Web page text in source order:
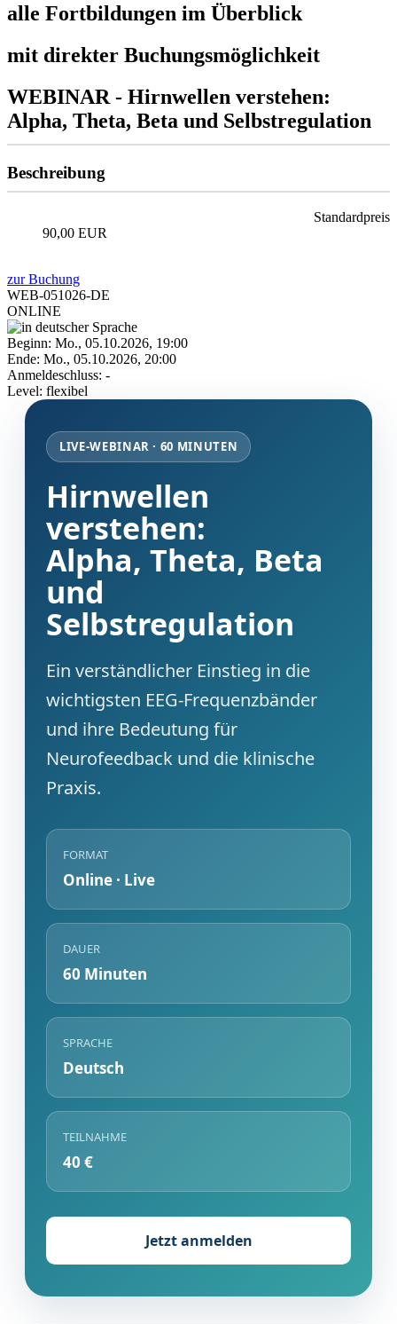
alle Fortbildungen im Überblick
mit direkter Buchungsmöglichkeit
WEBINAR - Hirnwellen verstehen:
Alpha, Theta, Beta und Selbstregulation
Beschreibung
Standardpreis
90,00 EUR
zur Buchung
WEB-051026-DE
ONLINE
Beginn: Mo., 05.10.2026, 19:00
Ende: Mo., 05.10.2026, 20:00
Anmelde​schluss: -
Level: flexibel
LIVE-WEBINAR · 60 MINUTEN
Hirnwellen
verstehen:
Alpha, Theta, Beta
und
Selbstregulation
Ein verständlicher Einstieg in die
wichtigsten EEG-Frequenzbänder
und ihre Bedeutung für
Neurofeedback und die klinische
Praxis.
FORMAT
Online · Live
DAUER
60 Minuten
SPRACHE
Deutsch
TEILNAHME
40 €
Jetzt anmelden